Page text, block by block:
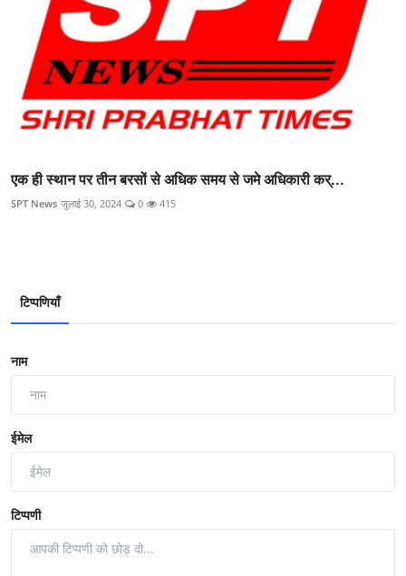
एक ही स्थान पर तीन बरसों से अधिक समय से जमे अधिकारी कर्...
SPT News जुलाई 30, 2024 0 415
टिप्पणियाँ
नाम
ईमेल
टिप्पणी